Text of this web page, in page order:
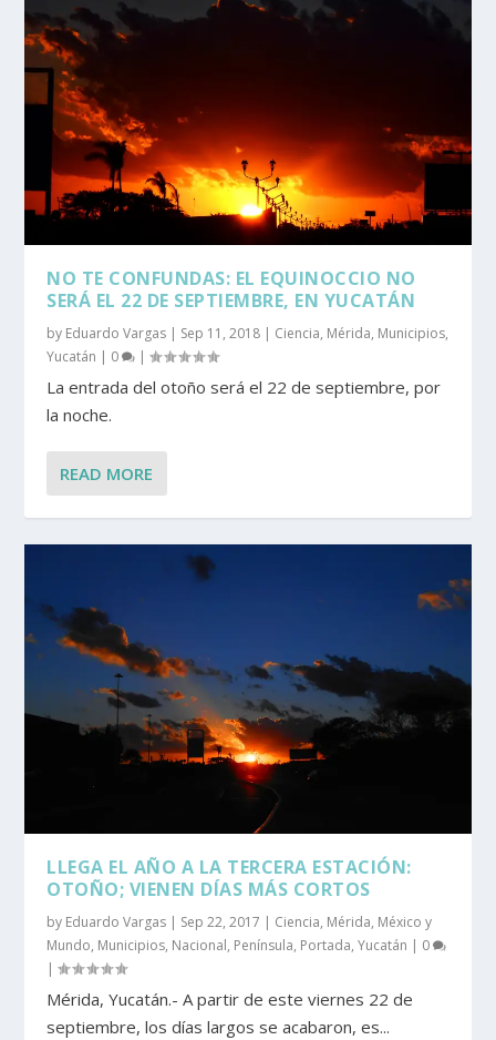
NO TE CONFUNDAS: EL EQUINOCCIO NO
SERÁ EL 22 DE SEPTIEMBRE, EN YUCATÁN
by Eduardo Vargas | Sep 11, 2018 | Ciencia, Mérida, Municipios,
Yucatán | 0 |
La entrada del otoño será el 22 de septiembre, por
la noche.
READ MORE
LLEGA EL AÑO A LA TERCERA ESTACIÓN:
OTOÑO; VIENEN DÍAS MÁS CORTOS
by Eduardo Vargas | Sep 22, 2017 | Ciencia, Mérida, México y
Mundo, Municipios, Nacional, Península, Portada,Yucatán | 0
|
Mérida, Yucatán.- A partir de este viernes 22 de
septiembre, los días largos se acabaron, es...